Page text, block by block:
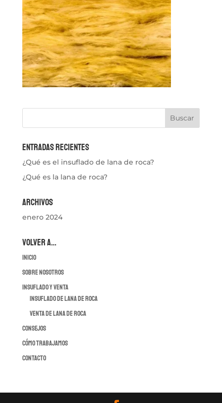
Entradas recientes
¿Qué es el insuflado de lana de roca?
¿Qué es la lana de roca?
Archivos
enero 2024
VOLVER A…
INICIO
SOBRE NOSOTROS
INSUFLADO Y VENTA
INSUFLADO DE LANA DE ROCA
VENTA DE LANA DE ROCA
CONSEJOS
CÓMO TRABAJAMOS
CONTACTO